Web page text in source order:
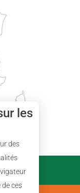
les
des
ces